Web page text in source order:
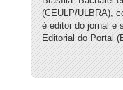
(CEULP/ULBRA),
é editor do jornal e
Editorial do Portal